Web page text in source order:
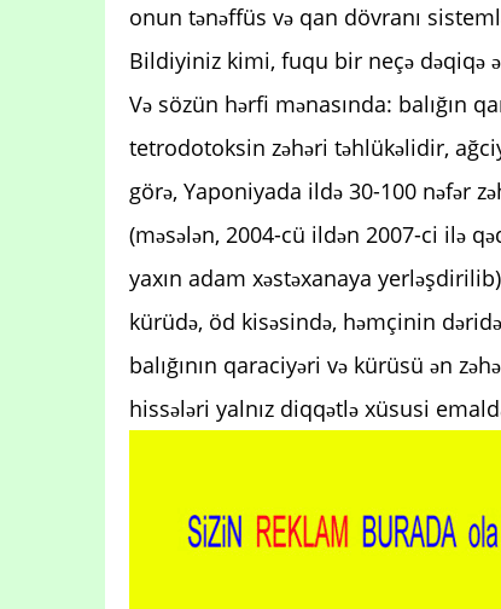
onun tənəffüs və qan dövranı
Bildiyiniz kimi, fuqu bir neçə dəqiqə
Və sözün hərfi mənasında: balığın
tetrodotoksin zəhəri təhlükəlidir,
görə, Yaponiyada ildə 30-100 nəfər
(məsələn, 2004-cü ildən 2007-ci ilə
yaxın adam xəstəxanaya
kürüdə, öd kisəsində, həmçinin
balığının qaraciyəri və kürüsü ən
hissələri yalnız diqqətlə xüsusi